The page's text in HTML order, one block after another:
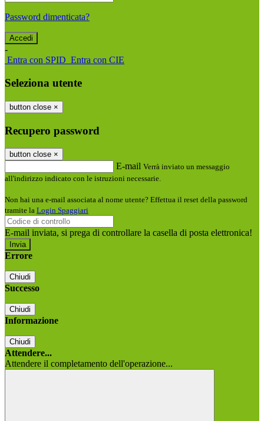
Password dimenticata?
-
Entra con SPID Entra con CIE
Seleziona utente
button close ×
Recupero password
button close ×
E-mail Verrà inviato un messaggio
all'indirizzo indicato con le istruzioni necessarie.
Non hai una e-mail associata al nome utente? Effettua il reset della password
tramite la Login Spaggiari
E-mail inviata, si prega di controllare la casella di posta elettronica!
Errore
Chiudi
Successo
Chiudi
Informazione
Chiudi
Attendere...
Attendere il completamento dell'operazione...